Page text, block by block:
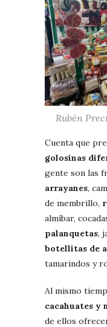
Rubén
Cuenta que
golosinas
gente son las
arrayanes,
de membrillo,
almíbar,
palanquetas,
botellitas de
tamarindos y
Al mismo
cacahuates y
de ellos